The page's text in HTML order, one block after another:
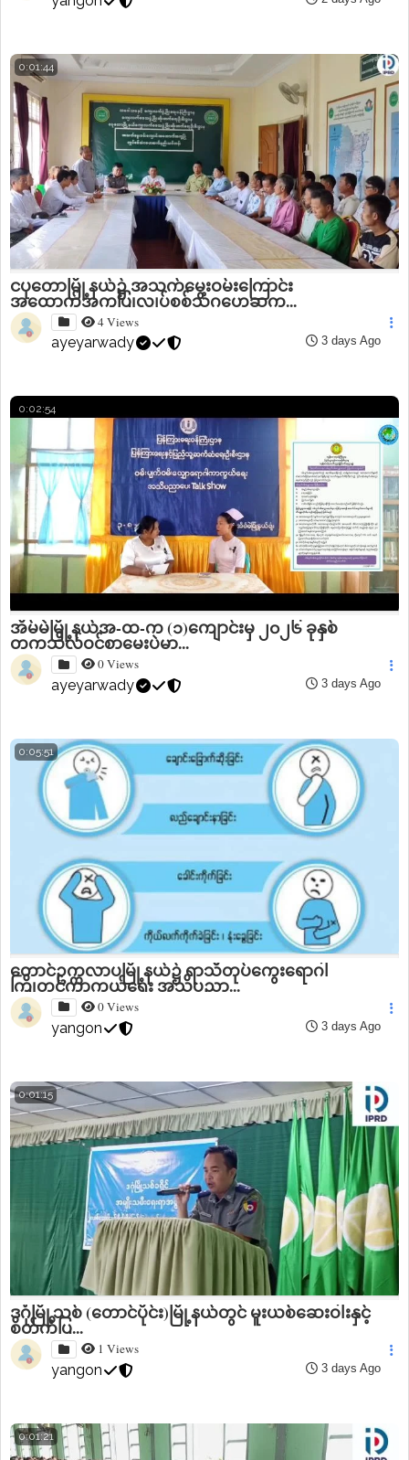
0:01:44
ငပုတောမြို့နယ်၌ အသက်မွေးဝမ်းကြောင်း
အထောက်အကူပြုလျှပ်စစ်သံဂဟေဆက...
4 Views
ayeyarwady 3 days Ago
0:02:54
အိမ်မဲမြို့နယ်အ-ထ-က (၁)ကျောင်းမှ ၂၀၂၆ ခုနှစ်
တက္ကသိုလ်ဝင်စာမေးပွဲမှာ...
0 Views
ayeyarwady 3 days Ago
0:05:51
တောင်ဥက္ကလာပမြို့နယ်၌ ရာသီတုပ်ကွေးရောဂါ
ကြိုတင်ကာကွယ်ရေး အသိပညာ‌...
0 Views
yangon 3 days Ago
0:01:15
ဒဂုံမြို့သစ် (တောင်ပိုင်း)မြို့နယ်တွင် မူးယစ်ဆေးဝါးနှင့်
စိတ်ကိုပြ...
1 Views
yangon 3 days Ago
0:01:21